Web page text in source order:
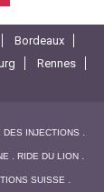
Bordeaux
Rennes
DES INJECTIONS
RIDE DU LION
SUISSE